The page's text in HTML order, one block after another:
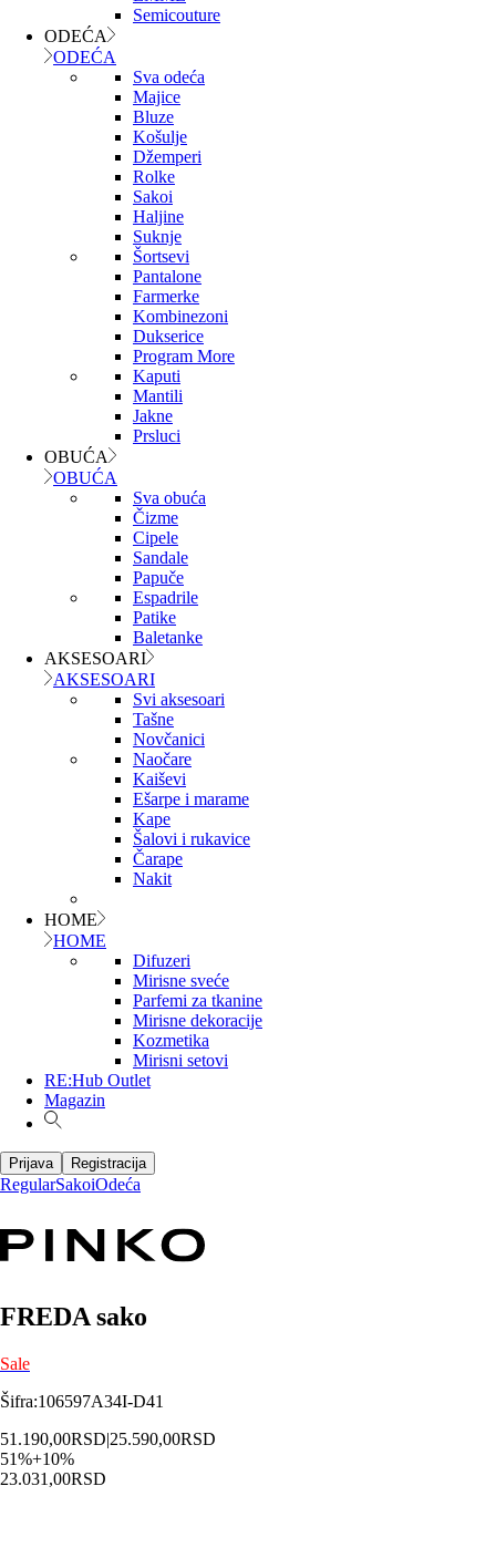
Semicouture
ODEĆA
ODEĆA
Sva odeća
Majice
Bluze
Košulje
Džemperi
Rolke
Sakoi
Haljine
Suknje
Šortsevi
Pantalone
Farmerke
Kombinezoni
Dukserice
Program More
Kaputi
Mantili
Jakne
Prsluci
OBUĆA
OBUĆA
Sva obuća
Čizme
Cipele
Sandale
Papuče
Espadrile
Patike
Baletanke
AKSESOARI
AKSESOARI
Svi aksesoari
Tašne
Novčanici
Naočare
Kaiševi
Ešarpe i marame
Kape
Šalovi i rukavice
Čarape
Nakit
HOME
HOME
Difuzeri
Mirisne sveće
Parfemi za tkanine
Mirisne dekoracije
Kozmetika
Mirisni setovi
RE:Hub Outlet
Magazin
Prijava Registracija
RegularSakoiOdeća
FREDA sako
Sale
Šifra:106597A34I-D41
51.190,00RSD|25.590,00RSD
51%+10%
23.031,00RSD